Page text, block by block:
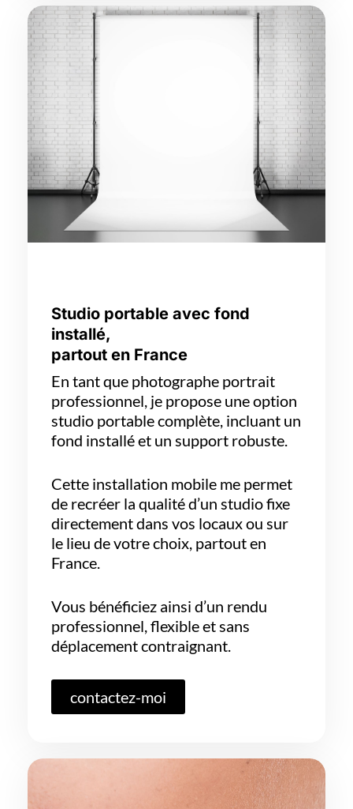
Studio portable avec fond
installé,
partout en France
En tant que photographe portrait
professionnel, je propose une option
studio portable complète, incluant un
fond installé et un support robuste.
Cette installation mobile me permet
de recréer la qualité d’un studio fixe
directement dans vos locaux ou sur
le lieu de votre choix, partout en
France.
Vous bénéficiez ainsi d’un rendu
professionnel, flexible et sans
déplacement contraignant.
contactez-moi